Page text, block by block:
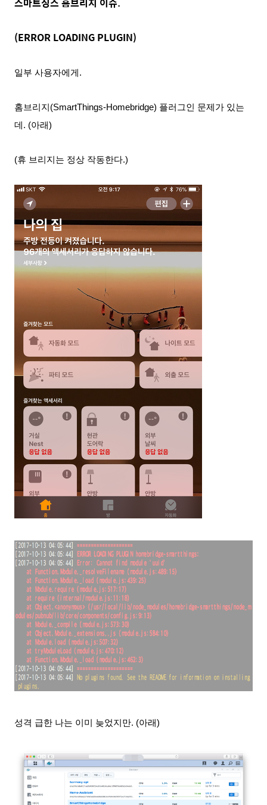
(ERROR LOADING PLUGIN)
일부 사용자에게.
홈브리지(SmartThings-Homebridge) 플러그인 문제가 있는
데. (아래)
(휴 브리지는 정상 작동한다.)
성격 급한 나는 이미 늦었지만. (아래)